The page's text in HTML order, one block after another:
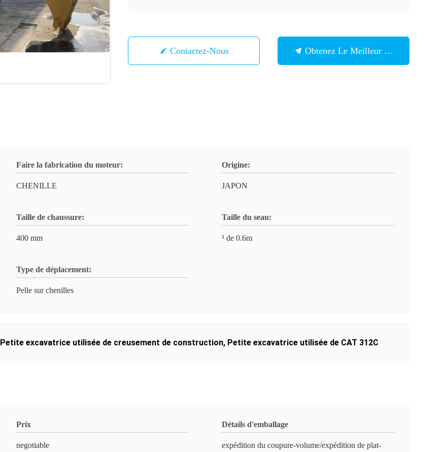
Contactez-Nous Obtenez Le Meilleur Prix
Faire la fabrication du moteur:
CHENILLE
Origine:
JAPON
Taille de chaussure:
400 mm
Taille du seau:
³ de 0.6m
Type de déplacement:
Pelle sur chenilles
Petite excavatrice utilisée de creusement de construction, Petite excavatrice utilisée de CAT 312C
Prix
negotiable
Détails d'emballage
expédition du coupure-volume/expédition de plat-